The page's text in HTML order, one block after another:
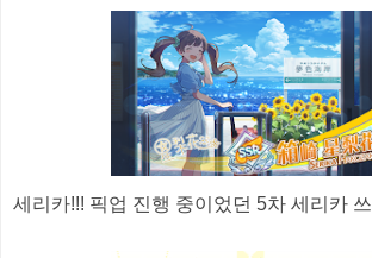
세리카!!! 픽업 진행 중이었던 5차 세리카